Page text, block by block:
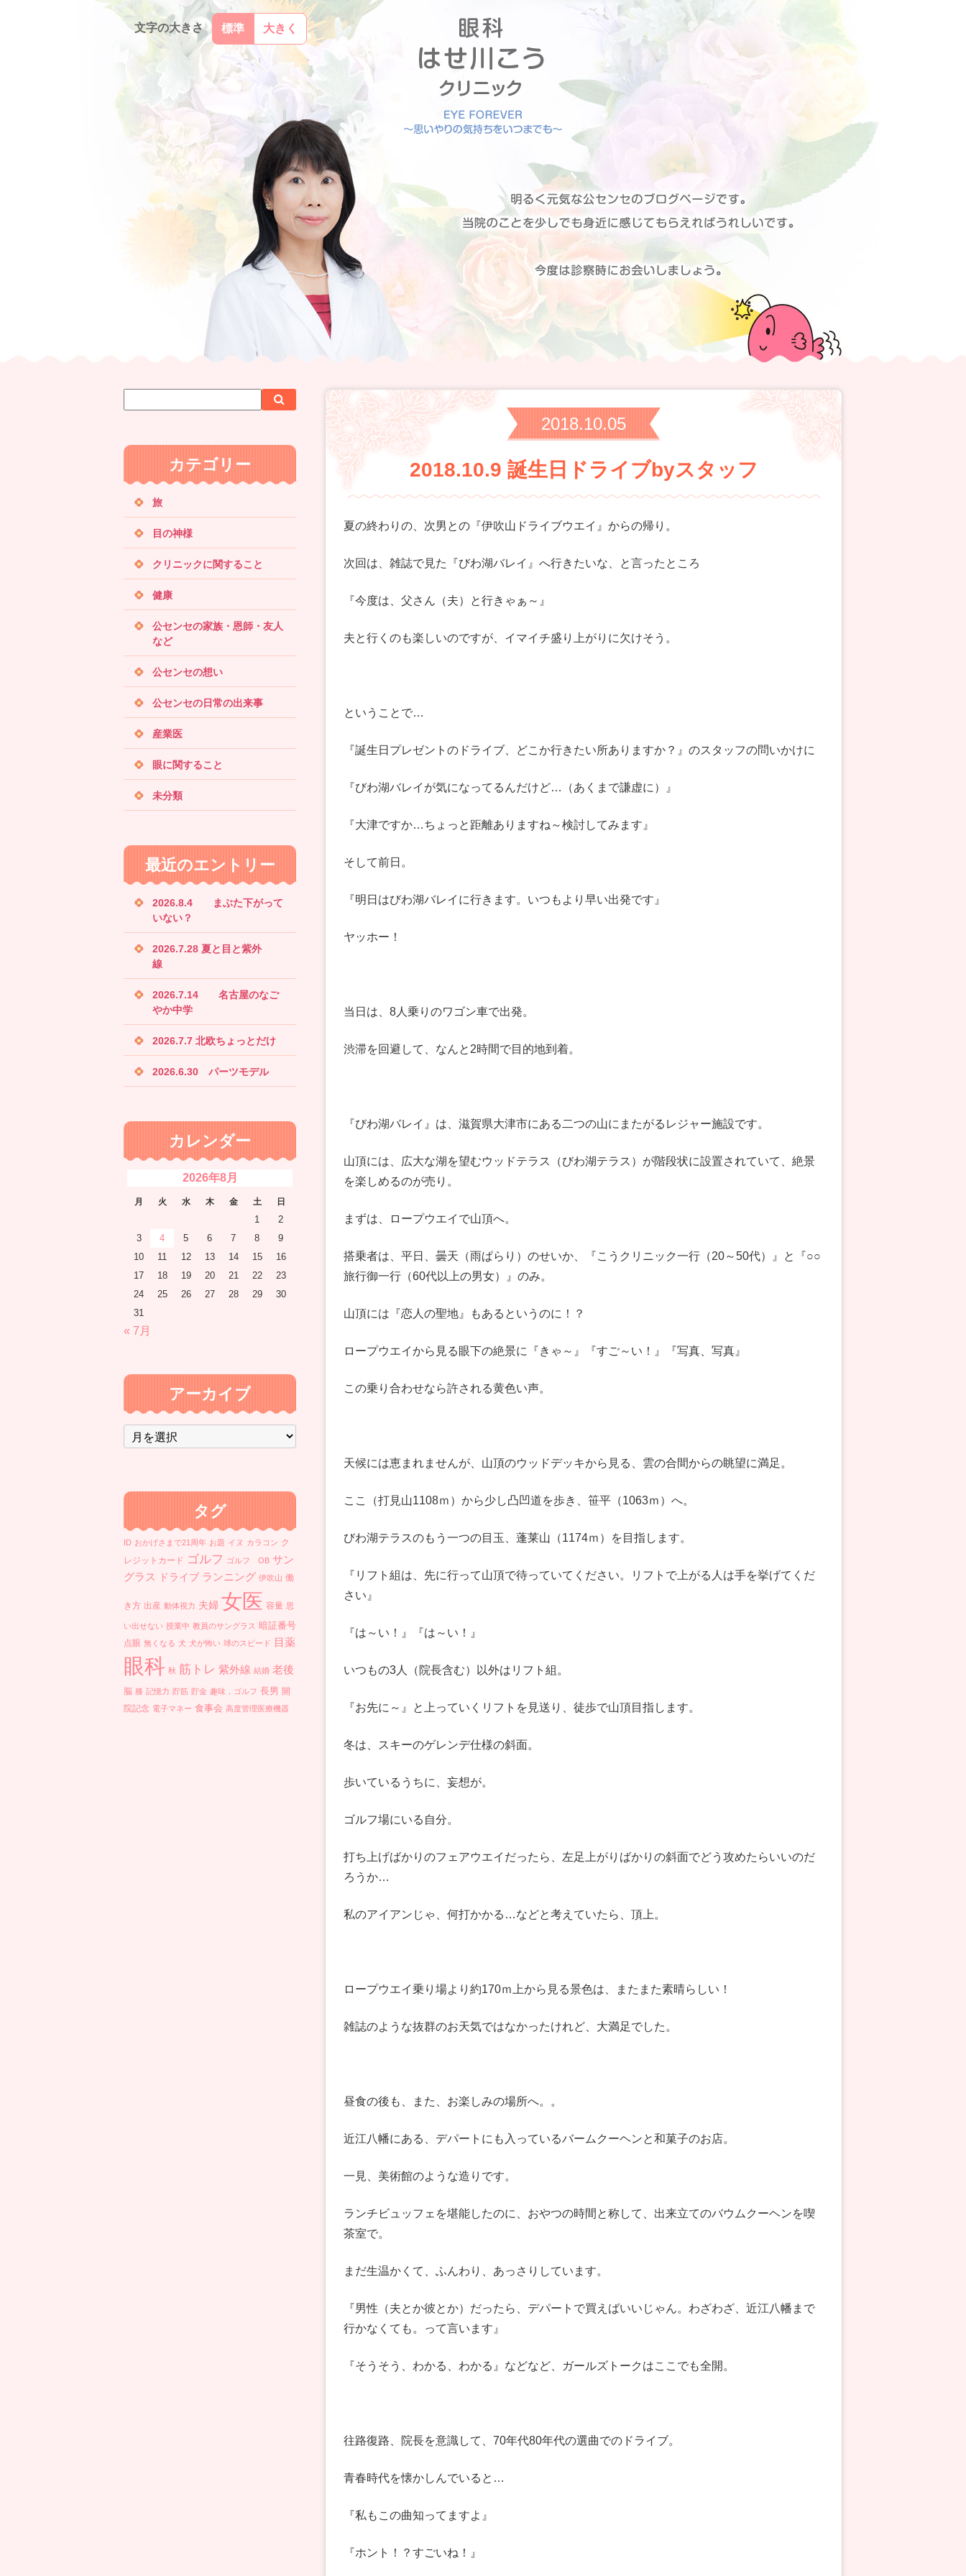
文字の大きさ 標準 大きく
2018.10.05
2018.10.9 誕生日ドライブbyスタッフ
夏の終わりの、次男との『伊吹山ドライブウエイ』からの帰り。
次回は、雑誌で見た『びわ湖バレイ』へ行きたいな、と言ったところ
『今度は、父さん（夫）と行きゃぁ～』
夫と行くのも楽しいのですが、イマイチ盛り上がりに欠けそう。
ということで…
『誕生日プレゼントのドライブ、どこか行きたい所ありますか？』のスタッフの問いかけに
『びわ湖バレイが気になってるんだけど…（あくまで謙虚に）』
『大津ですか…ちょっと距離ありますね～検討してみます』
そして前日。
『明日はびわ湖バレイに行きます。いつもより早い出発です』
ヤッホー！
当日は、8人乗りのワゴン車で出発。
渋滞を回避して、なんと2時間で目的地到着。
『びわ湖バレイ』は、滋賀県大津市にある二つの山にまたがるレジャー施設です。
山頂には、広大な湖を望むウッドテラス（びわ湖テラス）が階段状に設置されていて、絶景
を楽しめるのが売り。
まずは、ロープウエイで山頂へ。
搭乗者は、平日、曇天（雨ぱらり）のせいか、『こうクリニック一行（20～50代）』と『○○
旅行御一行（60代以上の男女）』のみ。
山頂には『恋人の聖地』もあるというのに！？
ロープウエイから見る眼下の絶景に『きゃ～』『すご～い！』『写真、写真』
この乗り合わせなら許される黄色い声。
天候には恵まれませんが、山頂のウッドデッキから見る、雲の合間からの眺望に満足。
ここ（打見山1108ｍ）から少し凸凹道を歩き、笹平（1063ｍ）へ。
びわ湖テラスのもう一つの目玉、蓬莱山（1174ｍ）を目指します。
『リフト組は、先に行って山頂で待っていてください。リフトで上がる人は手を挙げてくだ
さい』
『は～い！』『は～い！』
いつもの3人（院長含む）以外はリフト組。
『お先に～』と上っていくリフトを見送り、徒歩で山頂目指します。
冬は、スキーのゲレンデ仕様の斜面。
歩いているうちに、妄想が。
ゴルフ場にいる自分。
打ち上げばかりのフェアウエイだったら、左足上がりばかりの斜面でどう攻めたらいいのだ
ろうか…
私のアイアンじゃ、何打かかる…などと考えていたら、頂上。
ロープウエイ乗り場より約170ｍ上から見る景色は、またまた素晴らしい！
雑誌のような抜群のお天気ではなかったけれど、大満足でした。
昼食の後も、また、お楽しみの場所へ。。
近江八幡にある、デパートにも入っているバームクーヘンと和菓子のお店。
一見、美術館のような造りです。
ランチビュッフェを堪能したのに、おやつの時間と称して、出来立てのバウムクーヘンを喫
茶室で。
まだ生温かくて、ふんわり、あっさりしています。
『男性（夫とか彼とか）だったら、デパートで買えばいいじゃん。わざわざ、近江八幡まで
行かなくても。って言います』
『そうそう、わかる、わかる』などなど、ガールズトークはここでも全開。
往路復路、院長を意識して、70年代80年代の選曲でのドライブ。
青春時代を懐かしんでいると…
『私もこの曲知ってますよ』
『ホント！？すごいね！』
イ
内
索
索
カテゴリー
旅
目の神様
クリニックに関すること
健康
公センセの家族・恩師・友人
など
公センセの想い
公センセの日常の出来事
産業医
眼に関すること
未分類
最近のエントリー
2026.8.4 まぶた下がって
いない？
2026.7.28 夏と目と紫外
線
2026.7.14 名古屋のなご
やか中学
2026.7.7 北欧ちょっとだけ
2026.6.30 パーツモデル
カレンダー
2026年8月
月 火 水 木 金 土 日
1
2
3
4 5 6 7 8
9
10
11 12 13 14 15
16
17
18 19 20 21 22
23
24
25 26 27 28 29
30
31
« 7月
アーカイブ
ア
ー
ブ
タグ
ID おかげさまで21周年 お題 イヌ カラコン ク
レジットカード ゴルフ ゴルフ OB サン
グラス
ドライブ ランニング 伊吹山 働
き方 出産 動体視力 夫婦 女医 容量 思
い出せない 授業中 教員のサングラス 暗証番号
点眼 無くなる 犬 犬が怖い 球のスピード 目薬
眼科 秋 筋トレ 紫外線 結婚 老後
脳 膝 記憶力 貯筋 貯金 趣味，ゴルフ 長男 開
院記念 電子マネー 食事会 高度管理医療機器